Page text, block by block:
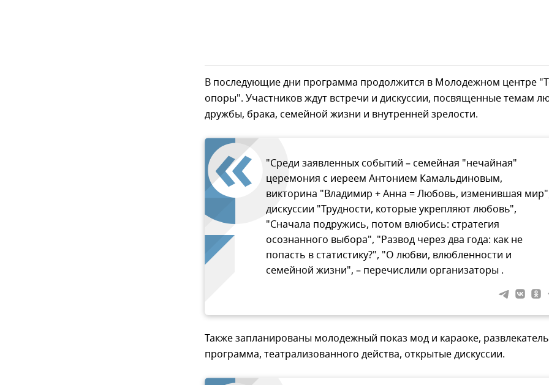
В последующие дни программа продолжится в Молодежном центре
опоры". Участников ждут встречи и дискуссии, посвященные темам
дружбы, брака, семейной жизни и внутренней зрелости.
"Среди заявленных событий – семейная "нечайная"
церемония с иереем Антонием Камальдиновым,
викторина "Владимир + Анна = Любовь, изменившая
дискуссии "Трудности, которые укрепляют любовь",
"Сначала подружись, потом влюбись: стратегия
осознанного выбора", "Развод через два года: как не
попасть в статистику?", "О любви, влюбленности и
семейной жизни", – перечислили организаторы .
Также запланированы молодежный показ мод и караоке,
программа, театрализованного действа, открытые дискуссии.